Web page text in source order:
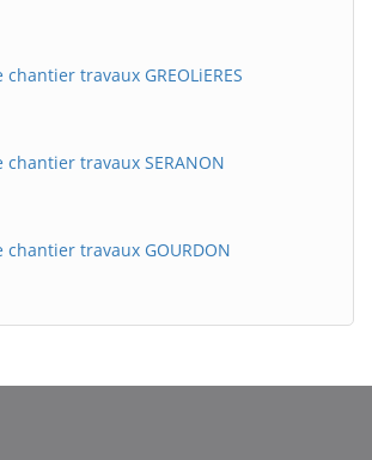
chantier travaux GREOLiERES
chantier travaux SERANON
chantier travaux GOURDON